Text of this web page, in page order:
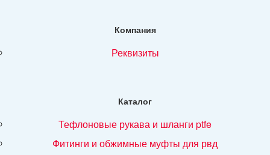
Компания
реквизиты
Каталог
тефлоновые рукава и шланги ptfe
фитинги и обжимные муфты для рвд